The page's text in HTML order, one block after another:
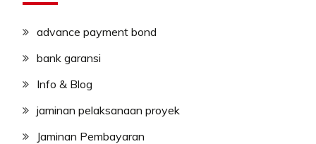
advance payment bond
bank garansi
Info & Blog
jaminan pelaksanaan proyek
Jaminan Pembayaran